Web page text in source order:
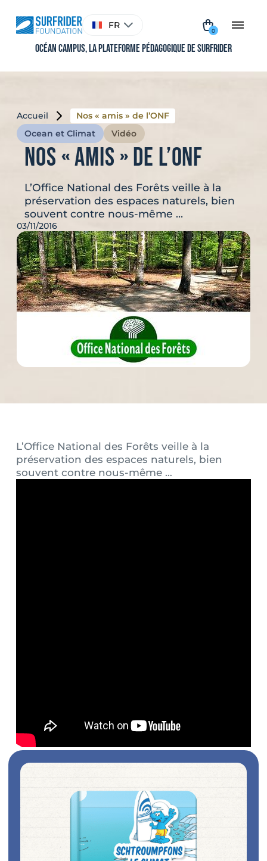
contenu
Choisir
une
FR
0
Océan Campus, La plateforme pédagogique de Surfrider
Accueil
Nos « amis » de l’ONF
Ocean et Climat
Vidéo
Nos « amis » de l’ONF
L’Office National des Forêts veille à la
préservation des espaces naturels, bien
souvent contre nous-même …
03/11/2016
L’Office National des Forêts veille à la
préservation des espaces naturels, bien
souvent contre nous-même …